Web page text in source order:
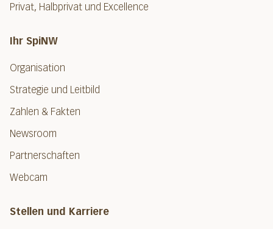
Privat, Halbprivat und Excellence
Ihr SpiNW
Organisation
Strategie und Leitbild
Zahlen & Fakten
Newsroom
Partnerschaften
Webcam
Stellen und Karriere